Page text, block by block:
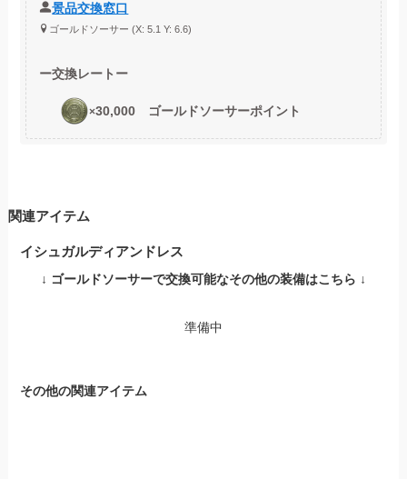
景品交換窓口
ゴールドソーサー (X: 5.1 Y: 6.6)
ー交換レートー
×30,000 ゴールドソーサーポイント
関連アイテム
イシュガルディアンドレス
↓ ゴールドソーサーで交換可能なその他の装備はこちら ↓
準備中
その他の関連アイテム